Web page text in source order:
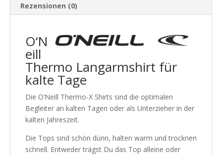
Rezensionen (0)
O‘N
eill
Thermo Langarmshirt für
kalte Tage
Die O’Neill Thermo-X Shirts sind die optimalen
Begleiter an kalten Tagen oder als Unterzieher in der
kalten Jahreszeit.
Die Tops sind schön dünn, halten warm und trocknen
schnell. Entweder trägst Du das Top alleine oder